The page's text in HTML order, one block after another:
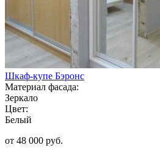
Шкаф-купе Бэронс
Материал фасада:
Зеркало
Цвет:
Белый
от 48 000 руб.